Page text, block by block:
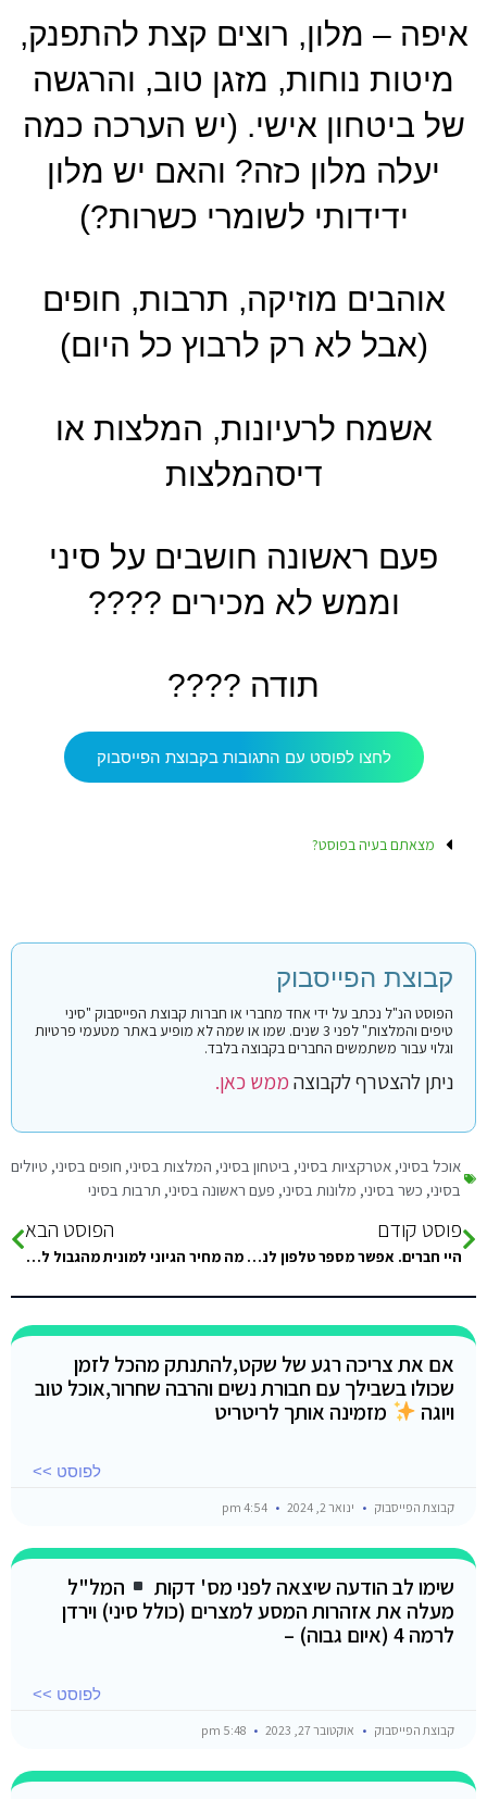
איפה – מלון, רוצים קצת להתפנק,
מיטות נוחות, מזגן טוב, והרגשה
של ביטחון אישי. (יש הערכה כמה
יעלה מלון כזה? והאם יש מלון
ידידותי לשומרי כשרות?)
אוהבים מוזיקה, תרבות, חופים
(אבל לא רק לרבוץ כל היום)
אשמח לרעיונות, המלצות או
דיסהמלצות
פעם ראשונה חושבים על סיני
וממש לא מכירים ????
תודה ????
לחצו לפוסט עם התגובות בקבוצת הפייסבוק
מצאתם בעיה בפוסט?
קבוצת הפייסבוק
הפוסט הנ"ל נכתב על ידי אחד מחברי או חברות קבוצת הפייסבוק "סיני
טיפים והמלצות" לפני 3 שנים. שמו או שמה לא מופיע באתר מטעמי פרטיות
וגלוי עבור משתמשים החברים בקבוצה בלבד.
ניתן להצטרף לקבוצהממש כאן.
אוכל בסיני, אטרקציות בסיני, ביטחון בסיני, המלצות בסיני, חופים בסיני, טיולים
בסיני, כשר בסיני, מלונות בסיני, פעם ראשונה בסיני, תרבות בסיני
פוסט קודם
היי חברים. אפשר מספר טלפון לנהג אמין שיקח אותנו מהגבול לשארם?
הפוסט הבא
מה מחיר הגיוני למונית מהגבול לאל מחש (עדן קמפ)?
אם את צריכה רגע של שקט,להתנתק מהכל לזמן
שכולו בשבילך עם חבורת נשים והרבה שחרור,אוכל טוב
ויוגה
מזמינה אותך לריטריט
לפוסט >>
קבוצת הפייסבוק ינואר 2, 2024
שימו לב הודעה שיצאה לפני מס' דקות
המל"ל
מעלה את אזהרות המסע למצרים (כולל סיני) וירדן
לרמה 4 (איום גבוה) –
לפוסט >>
קבוצת הפייסבוק אוקטובר 27, 2023